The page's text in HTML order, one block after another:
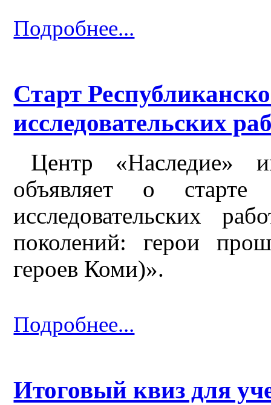
Подробнее...
Старт
исследовательских
Центр «Наследие»
объявляет о старте
исследовательских
поколений: герои
героев Коми)».
Подробнее...
Итоговый квиз для